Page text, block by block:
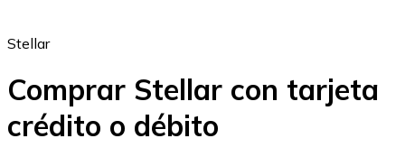
Ethereum
Stellar
Comprar Stellar con tarjeta
crédito o débito